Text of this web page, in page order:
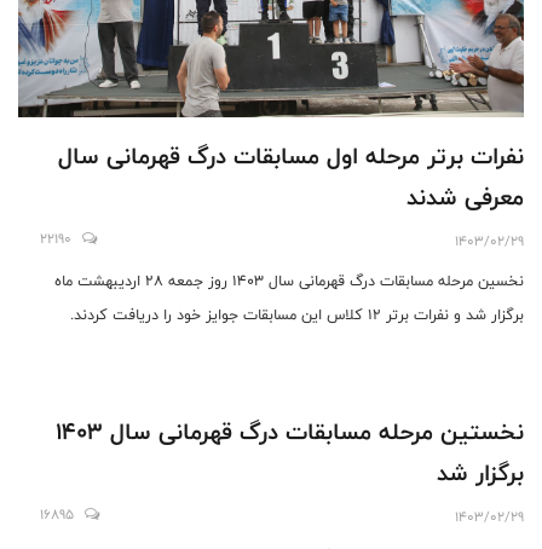
نفرات برتر مرحله اول مسابقات درگ قهرمانی سال
معرفی شدند
1403/02/29
22190
نخسین مرحله مسابقات درگ قهرمانی سال ۱۴۰۳ روز جمعه ۲۸ اردیبهشت ماه
برگزار شد و نفرات برتر 12 کلاس این مسابقات جوایز خود را دریافت کردند.
نخستین مرحله مسابقات درگ قهرمانی سال ۱۴۰۳
برگزار شد
1403/02/29
16895